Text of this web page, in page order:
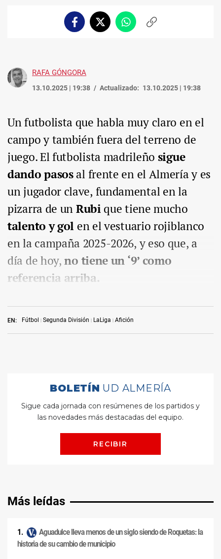
FacebookTwitterWhatsappCopiar
RAFA GÓNGORA
13.10.2025 | 19:38 Actualizado: 13.10.2025 | 19:38
EN: Fútbol Segunda División LaLiga Afición
Un futbolista que habla muy claro en el
campo y también fuera del terreno de
juego. El futbolista madrileño sigue
dando pasosal frente en el Almería y es
un jugador clave, fundamental en la
pizarra de unRubi que tiene mucho
talento y gol en el vestuario rojiblanco
en la campaña 2025-2026, y eso que, a
día de hoy,no tiene un ‘9’ como
referencia arriba.
Más leídas
Aguadulce lleva menos de un siglo siendo de Roquetas: la
historia de su cambio de municipio